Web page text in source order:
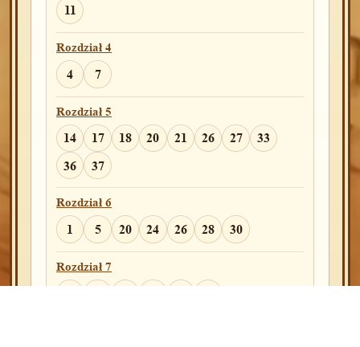
5
Rozdział 18
15 24
Rozdział 19
8 19 20 22 33 35
Rozdział 20
4 5
Rozdział 21
10 16
11
Rozdział 4
4 7
Rozdział 5
14 17 18 20 21 26 27
33
36
37
Rozdział 6
1 5 20 24 26 28 30
Rozdział 7